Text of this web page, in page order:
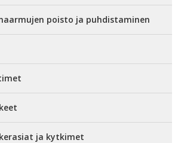
poisto ja puhdistaminen
ja kytkimet